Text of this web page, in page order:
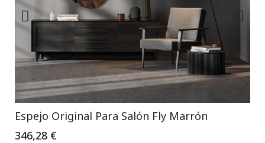
Espejo Original Para Salón Fly Marrón
346,28 €